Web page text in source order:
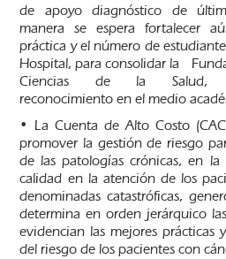
de apoyo diagnóstico de
manera se espera fortalecer
práctica y el número de
Hospital, para consolidar la
Ciencias de la
reconocimiento en el medio
• La Cuenta de Alto Costo
promover la gestión de riesgo
de las patologías crónicas, en
calidad en la atención de los
denominadas catastróficas,
determina en orden jerárquico
evidencian las mejores prácticas
del riesgo de los pacientes con